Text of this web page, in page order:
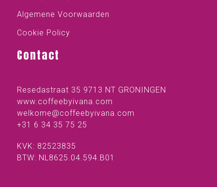
Algemene Voorwaarden
Cookie Policy
Contact
Resedastraat 35 9713 NT GRONINGEN
www.coffeebyivana.com
welkome@coffeebyivana.com
+31 6 34 35 75 25
KVK: 82523835
BTW: NL8625.04.594.B01